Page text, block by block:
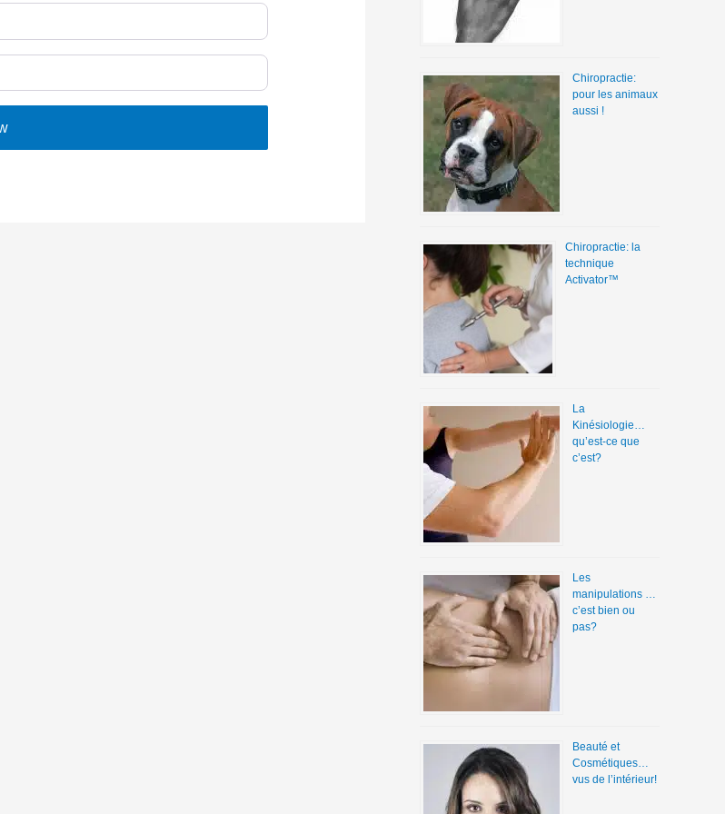
Chiropractie:
pour les animaux
aussi !
Chiropractie: la
technique
Activator™
La
Kinésiologie…
qu’est-ce que
c’est?
Les
manipulations …
c’est bien ou
pas?
Beauté et
Cosmétiques…
vus de l’intérieur!